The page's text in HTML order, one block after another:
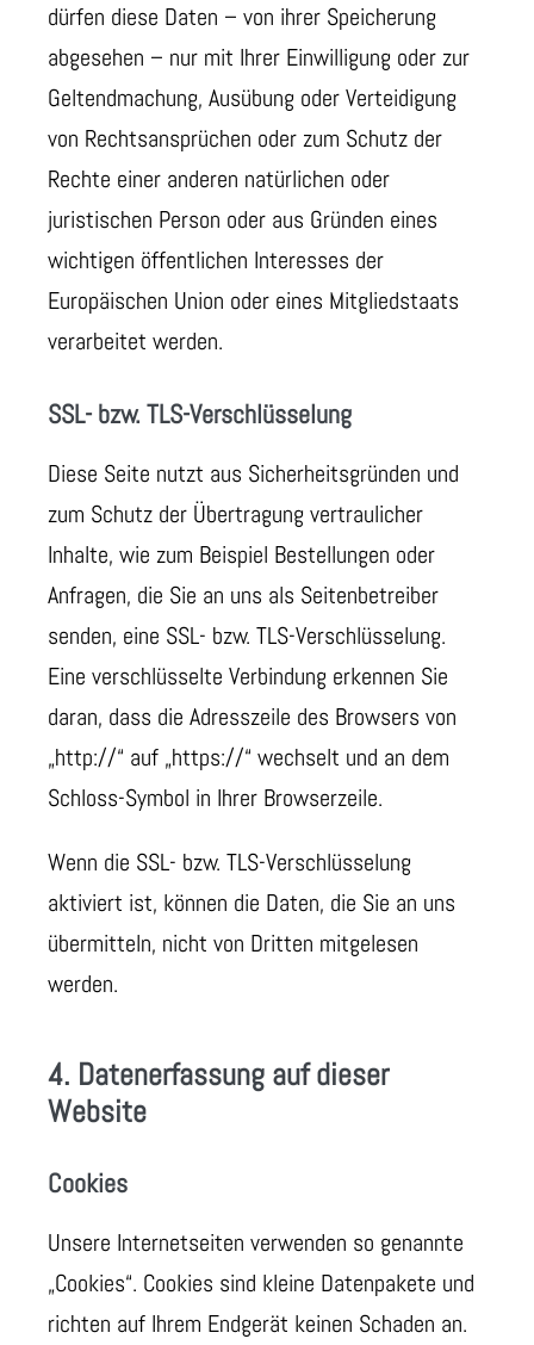
dürfen diese Daten – von ihrer Speicherung
abgesehen – nur mit Ihrer Einwilligung oder zur
Geltendmachung, Ausübung oder Verteidigung
von Rechtsansprüchen oder zum Schutz der
Rechte einer anderen natürlichen oder
juristischen Person oder aus Gründen eines
wichtigen öffentlichen Interesses der
Europäischen Union oder eines Mitgliedstaats
verarbeitet werden.
SSL- bzw. TLS-Verschlüsselung
Diese Seite nutzt aus Sicherheitsgründen und
zum Schutz der Übertragung vertraulicher
Inhalte, wie zum Beispiel Bestellungen oder
Anfragen, die Sie an uns als Seitenbetreiber
senden, eine SSL- bzw. TLS-Verschlüsselung.
Eine verschlüsselte Verbindung erkennen Sie
daran, dass die Adresszeile des Browsers von
„http://“ auf „https://“ wechselt und an dem
Schloss-Symbol in Ihrer Browserzeile.
Wenn die SSL- bzw. TLS-Verschlüsselung
aktiviert ist, können die Daten, die Sie an uns
übermitteln, nicht von Dritten mitgelesen
werden.
4. Datenerfassung auf dieser
Website
Cookies
Unsere Internetseiten verwenden so genannte
„Cookies“. Cookies sind kleine Datenpakete und
richten auf Ihrem Endgerät keinen Schaden an.